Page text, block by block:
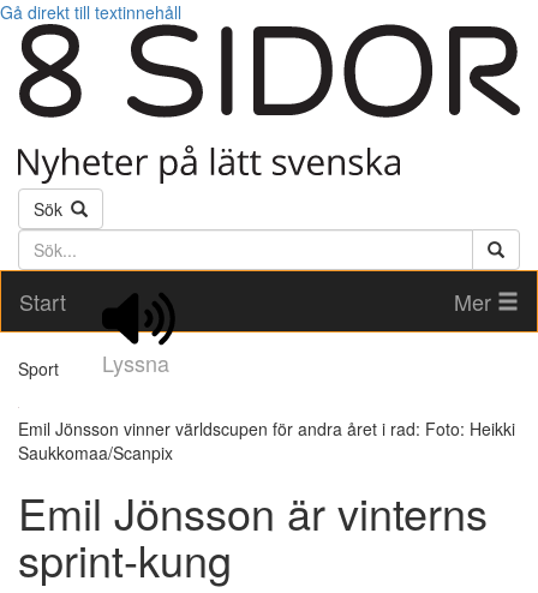
Gå direkt till textinnehåll
Sök
Söktext
Start
Lyssna
Mer
Sport
Emil Jönsson vinner världscupen för andra året i rad: Foto: Heikki
Saukkomaa/Scanpix
Emil Jönsson är vinterns
sprint-kung